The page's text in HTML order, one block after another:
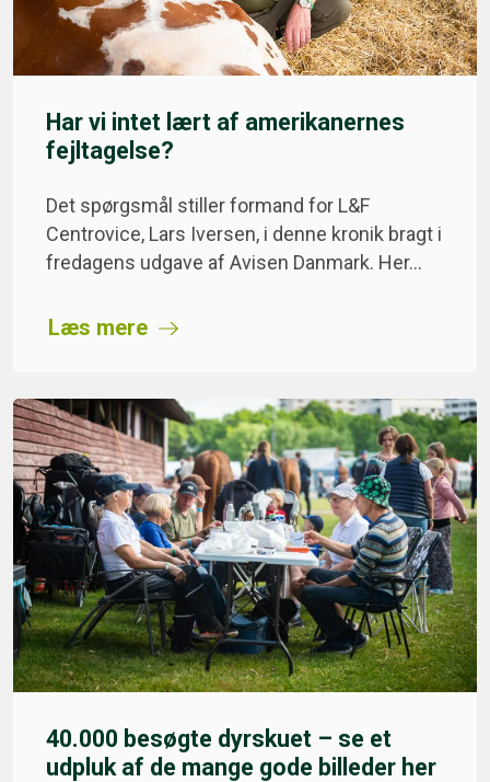
Har vi intet lært af amerikanernes
fejltagelse?
Det spørgsmål stiller formand for L&F
Centrovice, Lars Iversen, i denne kronik bragt i
fredagens udgave af Avisen Danmark. Her…
Læs mere
40.000 besøgte dyrskuet – se et
udpluk af de mange gode billeder her